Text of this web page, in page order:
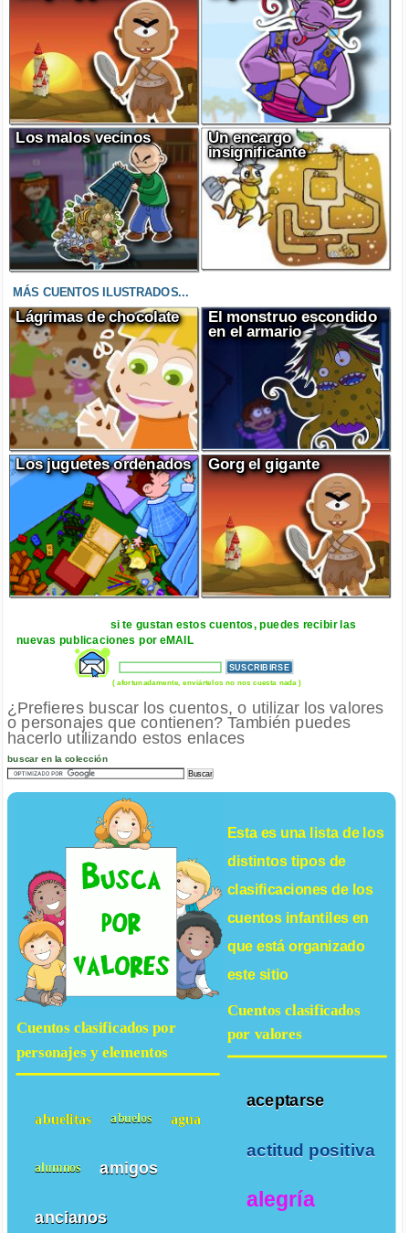
Los malos vecinos
Un encargo
insignificante
MÁS CUENTOS ILUSTRADOS...
Lágrimas de chocolate
El monstruo escondido
en el armario
Los juguetes ordenados Gorg el gigante
si te gustan estos cuentos, puedes recibir las
nuevas publicaciones por eMAIL
( afortunadamente, enviártelos no nos cuesta nada )
¿Prefieres buscar los cuentos, o utilizar los valores
o personajes que contienen? También puedes
hacerlo utilizando estos enlaces
buscar en la colección
Esta es una lista de los
distintos tipos de
clasificaciones de los
cuentos infantilesen
que está organizado
este sitio
Cuentos clasificados
por valores
aceptarse
actitud positiva
alegría
Cuentos clasificados por
personajes y elementos
abuelitas abuelos agua
alumnos amigos
ancianos